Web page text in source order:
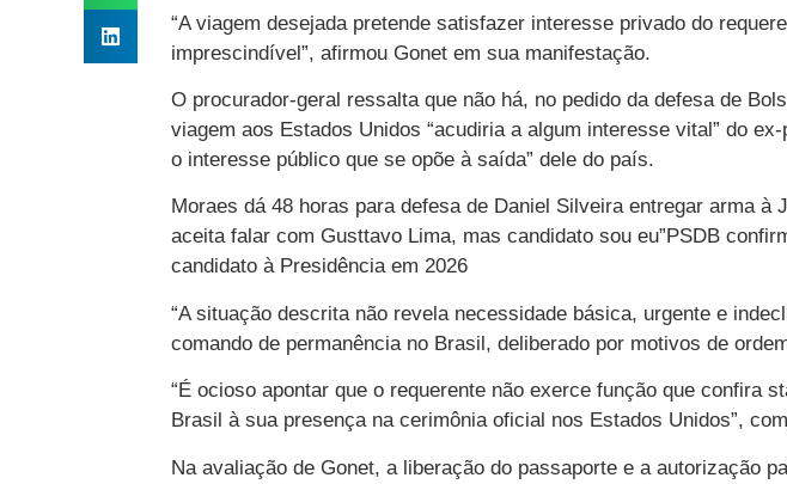
“A viagem desejada pretende satisfazer interesse privado do
imprescindível”, afirmou Gonet em sua manifestação.
O procurador-geral ressalta que não há, no pedido da defesa de
viagem aos Estados Unidos “acudiria a algum interesse vital” do
o interesse público que se opõe à saída” dele do país.
Moraes dá 48 horas para defesa de Daniel Silveira entregar arma à
aceita falar com Gusttavo Lima, mas candidato sou eu”PSDB
candidato à Presidência em 2026
“A situação descrita não revela necessidade básica, urgente e
comando de permanência no Brasil, deliberado por motivos de
“É ocioso apontar que o requerente não exerce função que confira
Brasil à sua presença na cerimônia oficial nos Estados Unidos”,
Na avaliação de Gonet, a liberação do passaporte e a autorização